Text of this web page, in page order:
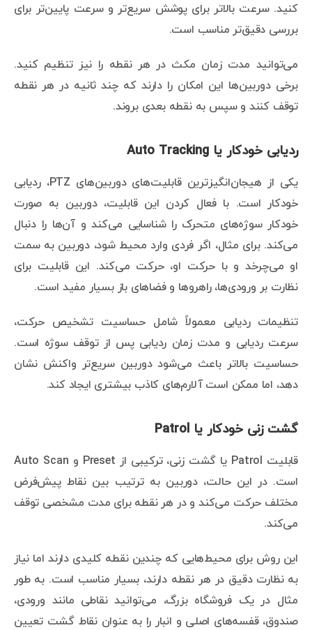
کنید. سرعت بالاتر برای پوشش سریع‌تر و سرعت پایین‌تر برای
بررسی دقیق‌تر مناسب است.
می‌توانید مدت زمان مکث در هر نقطه را نیز تنظیم کنید.
برخی دوربین‌ها این امکان را دارند که چند ثانیه در هر نقطه
توقف کنند و سپس به نقطه بعدی بروند.
ردیابی خودکار یا Auto Tracking
یکی از هیجان‌انگیزترین قابلیت‌های دوربین‌های PTZ، ردیابی
خودکار است. با فعال کردن این قابلیت، دوربین به صورت
خودکار سوژه‌های متحرک را شناسایی می‌کند و آن‌ها را دنبال
می‌کند. برای مثال، اگر فردی وارد محیط شود، دوربین به سمت
او می‌چرخد و با حرکت او، حرکت می‌کند. این قابلیت برای
نظارت بر ورودی‌ها، راهروها و فضاهای باز بسیار مفید است.
تنظیمات ردیابی معمولاً شامل حساسیت تشخیص حرکت،
سرعت ردیابی و مدت زمان ردیابی پس از توقف سوژه است.
حساسیت بالاتر باعث می‌شود دوربین سریع‌تر واکنش نشان
دهد، اما ممکن است آلارم‌های کاذب بیشتری ایجاد کند.
گشت زنی خودکار یا Patrol
قابلیت Patrol یا گشت زنی، ترکیبی از Preset و Auto Scan
است. در این حالت، دوربین به ترتیب بین نقاط پیش‌فرض
مختلف حرکت می‌کند و در هر نقطه برای مدت مشخصی توقف
می‌کند.
این روش برای محیط‌هایی که چندین نقطه کلیدی دارند اما نیاز
به نظارت دقیق در هر نقطه دارند، بسیار مناسب است. به طور
مثال در یک فروشگاه بزرگ، می‌توانید نقاطی مانند ورودی،
صندوق، قفسه‌های اصلی و انبار را به عنوان نقاط گشت تعیین